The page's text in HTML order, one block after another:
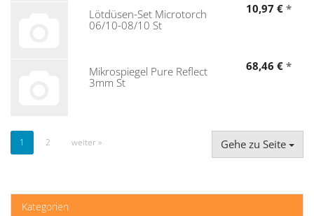
Lötdüsen-Set Microtorch
06/10-08/10 St
10,97 € *
Mikrospiegel Pure Reflect
3mm St
68,46 € *
1 2 weiter » Gehe zu Seite
Kategorien